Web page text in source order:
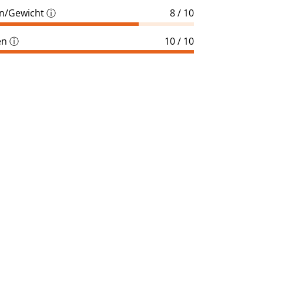
Gewichtⓘ 8 / 10
ⓘ 10 / 10